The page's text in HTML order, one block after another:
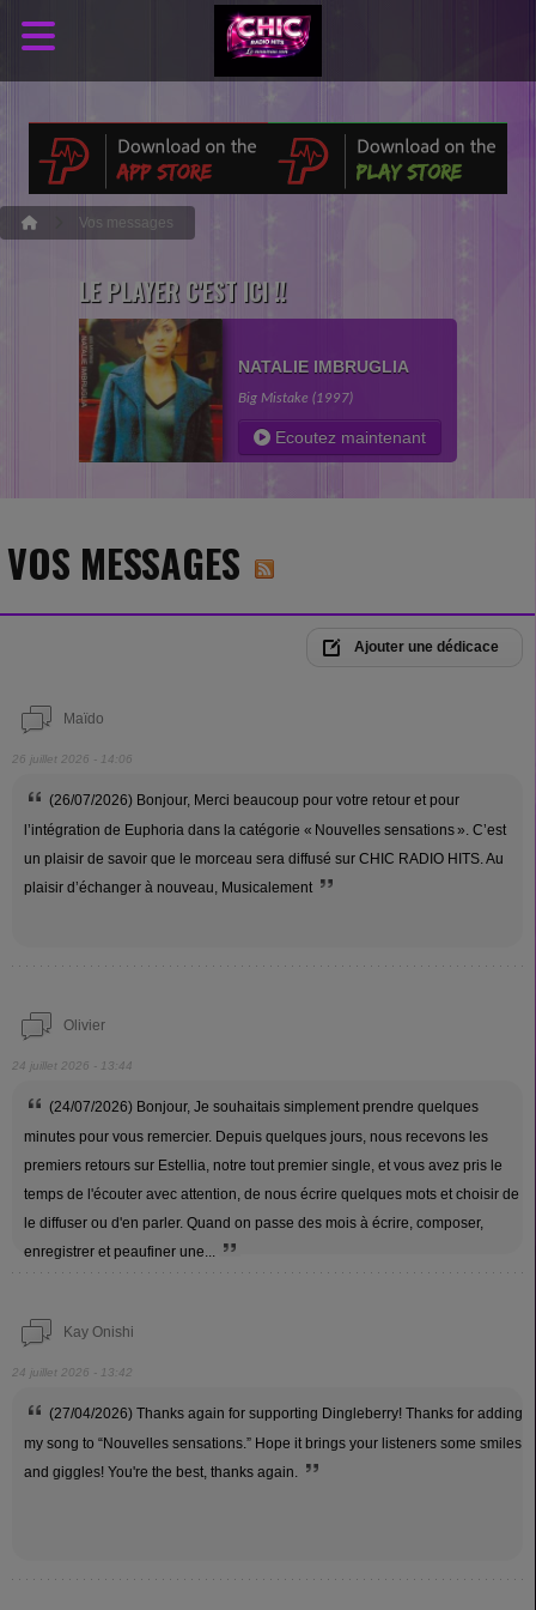
Vos messages
LE PLAYER C'EST ICI !!
NATALIE IMBRUGLIA
Big Mistake (1997)
Ecoutez maintenant
VOS MESSAGES
Ajouter une dédicace
Maïdo
26 juillet 2026 - 14:06
(26/07/2026) Bonjour, Merci beaucoup pour votre retour et pour
l’intégration de Euphoria dans la catégorie « Nouvelles sensations ». C’est
un plaisir de savoir que le morceau sera diffusé sur CHIC RADIO HITS. Au
plaisir d’échanger à nouveau, Musicalement
Olivier
24 juillet 2026 - 13:44
(24/07/2026) Bonjour, Je souhaitais simplement prendre quelques
minutes pour vous remercier. Depuis quelques jours, nous recevons les
premiers retours sur Estellia, notre tout premier single, et vous avez pris le
temps de l'écouter avec attention, de nous écrire quelques mots et choisir de
le diffuser ou d'en parler. Quand on passe des mois à écrire, composer,
enregistrer et peaufiner une...
Kay Onishi
24 juillet 2026 - 13:42
(27/04/2026) Thanks again for supporting Dingleberry! Thanks for adding
my song to “Nouvelles sensations.” Hope it brings your listeners some smiles
and giggles! You're the best, thanks again.